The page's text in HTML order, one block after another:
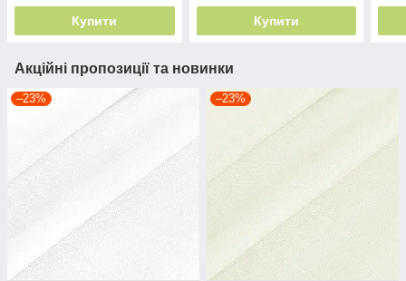
Купити Купити
Акційні пропозиції та новинки
–23% –23%